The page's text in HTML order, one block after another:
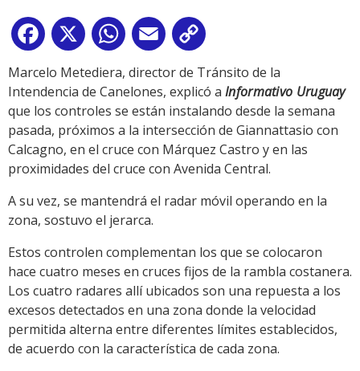
Facebook
X WhatsApp
Email
Link
Marcelo Metediera, director de Tránsito de la
Intendencia de Canelones, explicó a Informativo Uruguay
que los controles se están instalando desde la semana
pasada, próximos a la intersección de Giannattasio con
Calcagno, en el cruce con Márquez Castro y en las
proximidades del cruce con Avenida Central.
A su vez, se mantendrá el radar móvil operando en la
zona, sostuvo el jerarca.
Estos controlen complementan los que se colocaron
hace cuatro meses en cruces fijos de la rambla costanera.
Los cuatro radares allí ubicados son una repuesta a los
excesos detectados en una zona donde la velocidad
permitida alterna entre diferentes límites establecidos,
de acuerdo con la característica de cada zona.